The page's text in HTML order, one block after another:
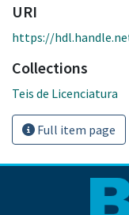
URI
https://
Collections
Teis de Licenciatura
Full item page